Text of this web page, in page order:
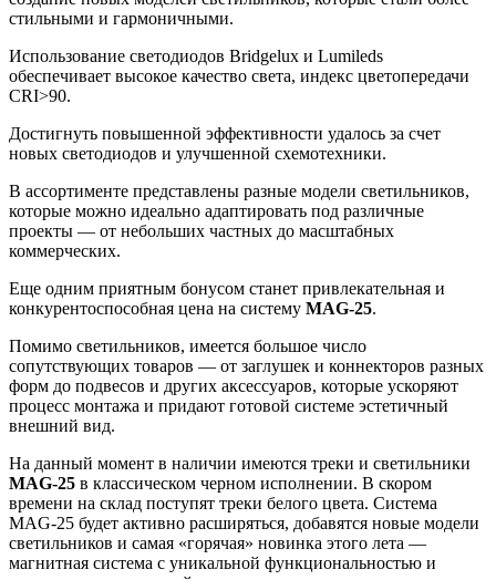
стильными и гармоничными.
Использование светодиодов Bridgelux и Lumileds
обеспечивает высокое качество света, индекс цветопередачи
CRI>90.
Достигнуть повышенной эффективности удалось за счет
новых светодиодов и улучшенной схемотехники.
В ассортименте представлены разные модели светильников,
которые можно идеально адаптировать под различные
проекты — от небольших частных до масштабных
коммерческих.
Еще одним приятным бонусом станет привлекательная и
конкурентоспособная цена на систему MAG-25.
Помимо светильников, имеется большое число
сопутствующих товаров — от заглушек и коннекторов разных
форм до подвесов и других аксессуаров, которые ускоряют
процесс монтажа и придают готовой системе эстетичный
внешний вид.
На данный момент в наличии имеются треки и светильники
MAG-25 в классическом черном исполнении. В скором
времени на склад поступят треки белого цвета. Система
MAG-25 будет активно расширяться, добавятся новые модели
светильников и самая «горячая» новинка этого лета —
магнитная система с уникальной функциональностью и